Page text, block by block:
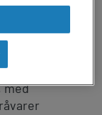
med